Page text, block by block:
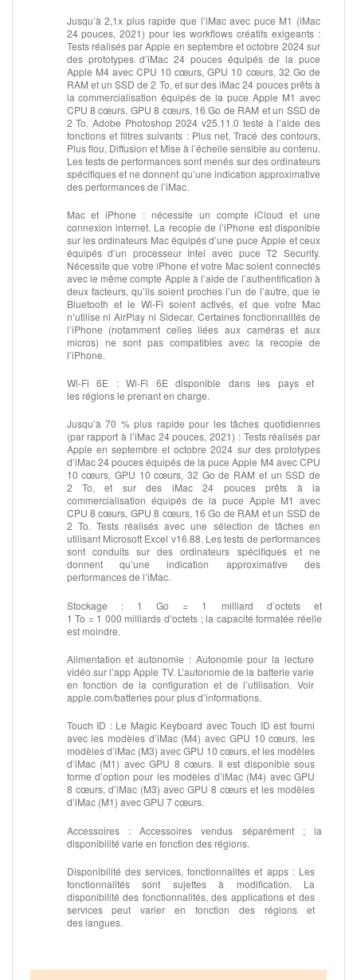
Jusqu’à 2,1x plus rapide que l’iMac avec puce M1 (iMac
24 pouces, 2021) pour les workflows créatifs exigeants :
Tests réalisés par Apple en septembre et octobre 2024 sur
des prototypes d’iMac 24 pouces équipés de la puce
Apple M4 avec CPU 10 cœurs, GPU 10 cœurs, 32 Go de
RAM et un SSD de 2 To, et sur des iMac 24 pouces prêts à
la commerciali­sation équipés de la puce Apple M1 avec
CPU 8 cœurs, GPU 8 cœurs, 16 Go de RAM et un SSD de
2 To. Adobe Photoshop 2024 v25.11.0 testé à l’aide des
fonctions et filtres suivants : Plus net, Tracé des contours,
Plus flou, Diffusion et Mise à l’échelle sensible au contenu.
Les tests de performances sont menés sur des ordinateurs
spécifiques et ne donnent qu’une indication approximative
des performances de l’iMac.
Mac et iPhone : nécessite un compte iCloud et une
connexion internet. La recopie de l’iPhone est disponible
sur les ordinateurs Mac équipés d’une puce Apple et ceux
équipés d’un processeur Intel avec puce T2 Security.
Nécessite que votre iPhone et votre Mac soient connectés
avec le même compte Apple à l’aide de l’authentification à
deux facteurs, qu’ils soient proches l’un de l’autre, que le
Bluetooth et le Wi-Fi soient activés, et que votre Mac
n’utilise ni AirPlay ni Sidecar. Certaines fonctionnalités de
l’iPhone (notamment celles liées aux caméras et aux
micros) ne sont pas compatibles avec la recopie de
l’iPhone.
Wi‑Fi 6E :Wi-Fi 6E disponible dans les pays et
les régions le prenant en charge.
Jusqu’à 70 % plus rapide pour les tâches quotidiennes
(par rapport à l’iMac 24 pouces, 2021) :Tests réalisés par
Apple en septembre et octobre 2024 sur des prototypes
d’iMac 24 pouces équipés de la puce Apple M4 avec CPU
10 cœurs, GPU 10 cœurs, 32 Go de RAM et un SSD de
2 To, et sur des iMac 24 pouces prêts à la
commercialisation équipés de la puce Apple M1 avec
CPU 8 cœurs, GPU 8 cœurs, 16 Go de RAM et un SSD de
2 To. Tests réalisés avec une sélection de tâches en
utilisant Microsoft Excel v16.88. Les tests de performances
sont conduits sur des ordinateurs spécifiques et ne
donnent qu’une indication approximative des
performances de l’iMac.
Stockage :1 Go = 1 milliard d’octets et
1 To = 1 000 milliards d’octets ; la capacité formatée réelle
est moindre.
Alimentation et autonomie :Autonomie pour la lecture
vidéo sur l’app Apple TV. L’autonomie de la batterie varie
en fonction de la configuration et de l’utilisation. Voir
apple.com/batteries pour plus d’informations.
Touch ID :Le Magic Keyboard avec Touch ID est fourni
avec les modèles d’iMac (M4) avec GPU 10 cœurs, les
modèles d’iMac (M3) avec GPU 10 cœurs, et les modèles
d’iMac (M1) avec GPU 8 cœurs. Il est disponible sous
forme d’option pour les modèles d’iMac (M4) avec GPU
8 cœurs, d’iMac (M3) avec GPU 8 cœurs et les modèles
d’iMac (M1) avec GPU 7 cœurs.
Accessoires :Accessoires vendus séparément ; la
disponibilité varie en fonction des régions.
Disponibilité des services, fonctionnalités et apps :Les
fonctionnalités sont sujettes à modification. La
disponibilité des fonctionnalités, des applications et des
services peut varier en fonction des régions et
des langues.